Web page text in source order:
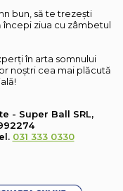
bun, să te trezești
începi ziua cu zâmbetul
în arta somnului
noștri cea mai plăcută
- Super Ball SRL,
031 333 0330